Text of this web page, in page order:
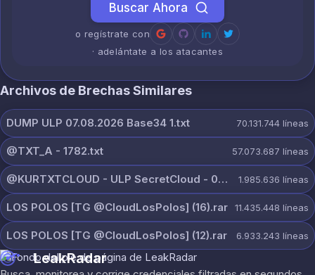
Buscar Ahora
o regístrate con
· adelántate a los atacantes
Archivos de Brechas Similares
DUMP ULP 07.08.2026 Base34 1.txt 70.131.744 líneas
@TXT_A - 1782.txt 57.073.687 líneas
@KURTXTCLOUD - ULP SecretCloud - 07 August 2026.txt 1.985.636 líneas
LOS POLOS [TG @CloudLosPolos] (16).rar 11.435.448 líneas
LOS POLOS [TG @CloudLosPolos] (12).rar 6.933.243 líneas
LeakRadar